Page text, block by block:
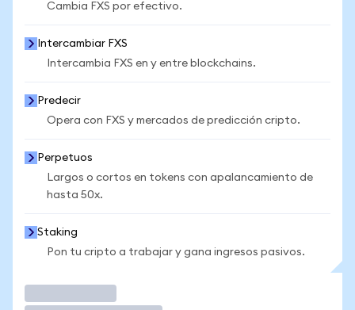
Cambia FXS por efectivo.
Intercambiar FXS
Intercambia FXS en y entre blockchains.
Predecir
Opera con FXS y mercados de predicción cripto.
Perpetuos
Largos o cortos en tokens con apalancamiento de
hasta 50x.
Staking
Pon tu cripto a trabajar y gana ingresos pasivos.